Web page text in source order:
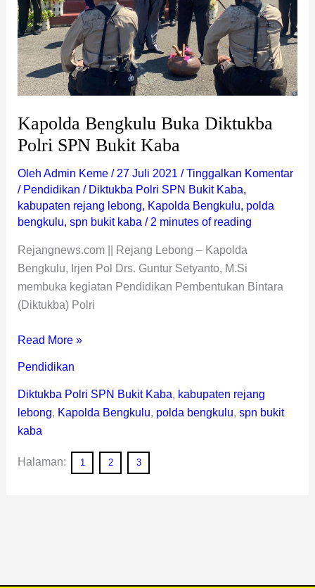
Kapolda Bengkulu Buka Diktukba
Polri SPN Bukit Kaba
Oleh Admin Keme / 27 Juli 2021 /Tinggalkan Komentar
/ Pendidikan / Diktukba Polri SPN Bukit Kaba,
kabupaten rejang lebong, Kapolda Bengkulu, polda
bengkulu, spn bukit kaba / 2 minutes of reading
Rejangnews.com || Rejang Lebong – Kapolda
Bengkulu, Irjen Pol Drs. Guntur Setyanto, M.Si
membuka kegiatan Pendidikan Pembentukan Bintara
(Diktukba) Polri
Bukit
Kaba
Read More »
Pendidikan
Diktukba Polri SPN Bukit Kaba, kabupaten rejang
lebong, Kapolda Bengkulu, polda bengkulu, spn bukit
kaba
Halaman: 1 2 3